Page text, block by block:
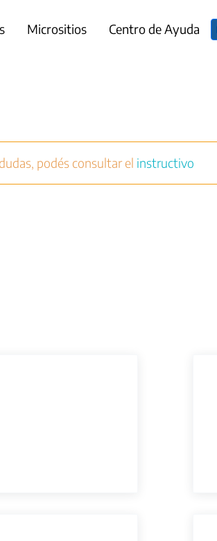
Micrositios Centro de Ayuda
podés consultar el instructivo